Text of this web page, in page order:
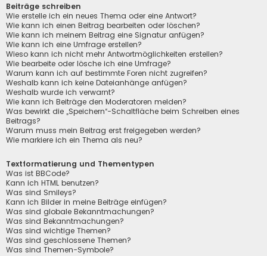
Beiträge schreiben
Wie erstelle ich ein neues Thema oder eine Antwort?
Wie kann ich einen Beitrag bearbeiten oder löschen?
Wie kann ich meinem Beitrag eine Signatur anfügen?
Wie kann ich eine Umfrage erstellen?
Wieso kann ich nicht mehr Antwortmöglichkeiten erstellen?
Wie bearbeite oder lösche ich eine Umfrage?
Warum kann ich auf bestimmte Foren nicht zugreifen?
Weshalb kann ich keine Dateianhänge anfügen?
Weshalb wurde ich verwarnt?
Wie kann ich Beiträge den Moderatoren melden?
Was bewirkt die „Speichern“-Schaltfläche beim Schreiben eines
Beitrags?
Warum muss mein Beitrag erst freigegeben werden?
Wie markiere ich ein Thema als neu?
Textformatierung und Thementypen
Was ist BBCode?
Kann ich HTML benutzen?
Was sind Smileys?
Kann ich Bilder in meine Beiträge einfügen?
Was sind globale Bekanntmachungen?
Was sind Bekanntmachungen?
Was sind wichtige Themen?
Was sind geschlossene Themen?
Was sind Themen-Symbole?